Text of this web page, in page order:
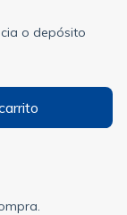
o depósito